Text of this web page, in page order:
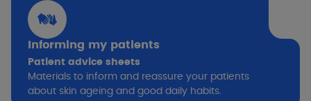
Informing my patients
Patient advice sheets
Materials to inform and reassure your patients
about skin ageing and good daily habits.